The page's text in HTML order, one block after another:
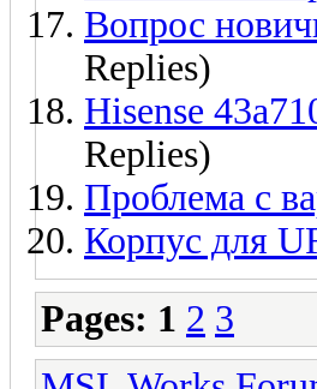
Вопрос
Replies)
Hisense
Replies)
Проблема с
Корпус для
Pages: 1 2 3